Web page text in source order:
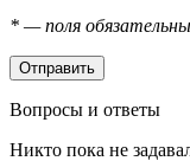
* — поля
Вопросы и ответы
Никто пока не